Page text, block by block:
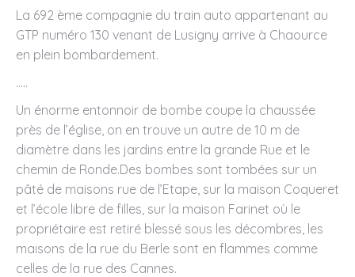
La 692 ème compagnie du train auto appartenant au
GTP numéro 130 venant de Lusigny arrive à Chaource
en plein bombardement.
…..
Un énorme entonnoir de bombe coupe la chaussée
près de l’église, on en trouve un autre de 10 m de
diamètre dans les jardins entre la grande Rue et le
chemin de Ronde.Des bombes sont tombées sur un
pâté de maisons rue de l’Etape, sur la maison Coqueret
et l’école libre de filles, sur la maison Farinet où le
propriétaire est retiré blessé sous les décombres, les
maisons de la rue du Berle sont en flammes comme
celles de la rue des Cannes.